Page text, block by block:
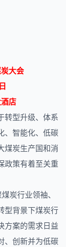
大会
店
转型升级、体系
、智能化、低碳
煤炭生产国和消
政策有着至关重
炭行业领袖、
型背景下煤炭行
方案的需求日益
、创新并为低碳